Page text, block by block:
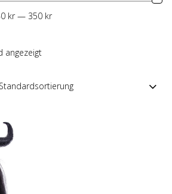
kr— 350 kr
angezeigt